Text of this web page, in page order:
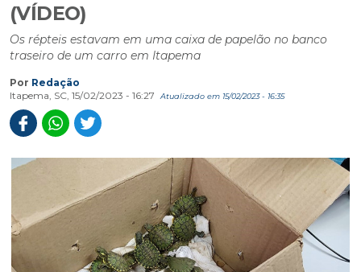
(VÍDEO)
Os répteis estavam em uma caixa de papelão no banco
traseiro de um carro em Itapema
Por Redação
Itapema, SC, 15/02/2023 - 16:27
Atualizado em 15/02/2023 - 16:35